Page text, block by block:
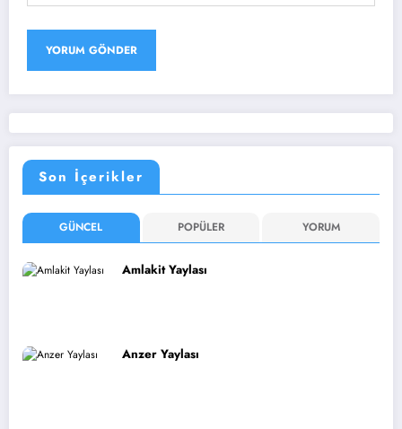
Son İçerikler
GÜNCEL POPÜLER YORUM
Amlakit Yaylası
Anzer Yaylası